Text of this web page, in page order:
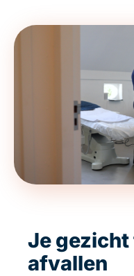
Je
afvallen